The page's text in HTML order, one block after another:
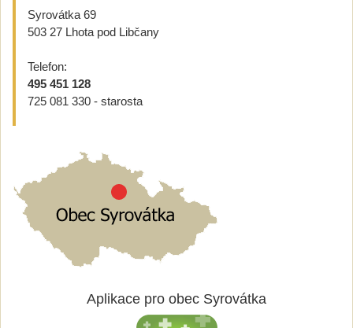
Syrovátka 69
503 27 Lhota pod Libčany
Telefon:
495 451 128
725 081 330 - starosta
Aplikace pro obec Syrovátka